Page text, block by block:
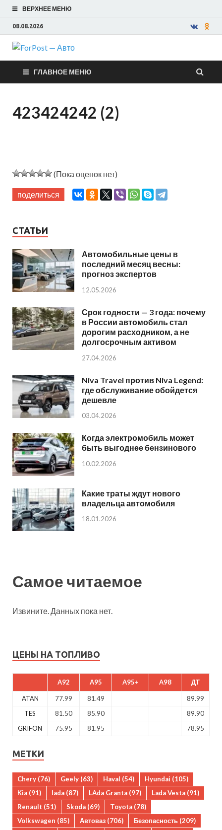
ВЕРХНЕЕ МЕНЮ
08.08.2026
ForPost —
Авто
ГЛАВНОЕ МЕНЮ
423424242 (2)
(Пока оценок нет)
поделиться
СТАТЬИ
Автомобильные цены в
последний месяц весны:
прогноз экспертов
12.05.2026
Срок годности — 3 года: почему
в России автомобиль стал
дорогим расходником, а не
долгосрочным активом
27.04.2026
Niva Travel против Niva Legend:
где обслуживание обойдется
дешевле
03.04.2026
Когда электромобиль может
быть выгоднее бензинового
10.02.2026
Какие траты ждут нового
владельца автомобиля
18.01.2026
Самое читаемое
Извините. Данных пока нет.
ЦЕНЫ НА ТОПЛИВО
A92 A95 A95+ A98 ДТ
ATAN 77.99 81.49
89.99
TES
81.50 85.90
89.90
GRIFON
75.95 81.95 78.95
МЕТКИ
Chery (76) Geely (63) Haval (54) Hyundai (105)
Kia (91) lada (87) LAda Granta (97) Lada Vesta (91)
Renault (51) Skoda (69) Toyota (78)
Volkswagen (85) Автоваз (706) Безопасность (209)